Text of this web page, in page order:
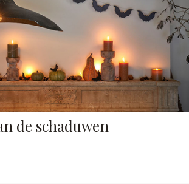
de schaduwen